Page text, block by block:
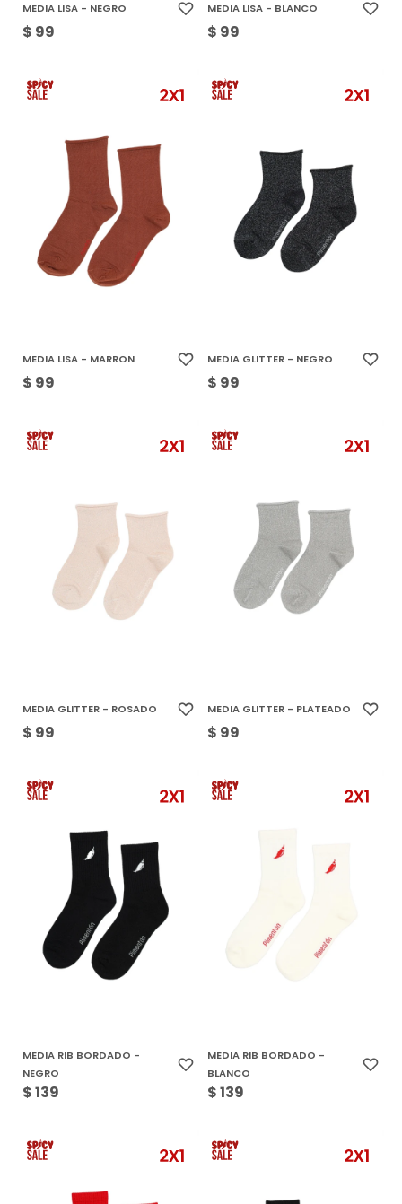
MEDIA LISA - NEGRO
$ 99
MEDIA LISA - BLANCO
$ 99
MEDIA LISA - MARRON
$ 99
MEDIA GLITTER - NEGRO
$ 99
MEDIA GLITTER - ROSADO
$ 99
MEDIA GLITTER - PLATEADO
$ 99
MEDIA RIB BORDADO -
NEGRO
$139
MEDIA RIB BORDADO -
BLANCO
$139